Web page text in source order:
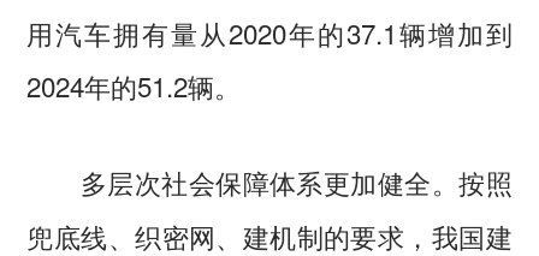
用汽车拥有量从2020年的37.1辆增加到
2024年的51.2辆。
多层次社会保障体系更加健全。按照
兜底线、织密网、建机制的要求，我国建